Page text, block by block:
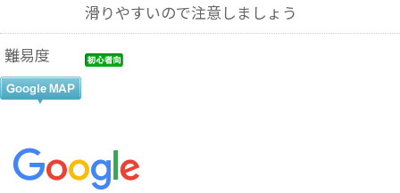
滑りやすいので注意しましょう
難易度